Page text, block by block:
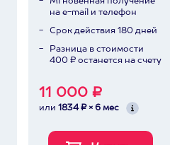
на e-mail и телефон
Срок действия 180 дней
Разница в стоимости
400 ₽ останется на счету
11 000 ₽
или 1834 ₽ × 6 мес